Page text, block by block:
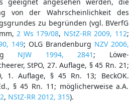
von der Wahrscheinlichkeit des
zu begründen (vgl. BVerfG
2 Ws 179/08, NStZ-RR 2009, 112;
149; OLG Brandenburg NZV 2006,
NJW 1994, 2841 ; Löwe-
StPO, 27. Auflage, § 45 Rn. 21;
1. Auflage, § 45 Rn. 13; BeckOK.
§ 45 Rn. 11; möglicherweise a.A.
, NStZ-RR 2012, 315).